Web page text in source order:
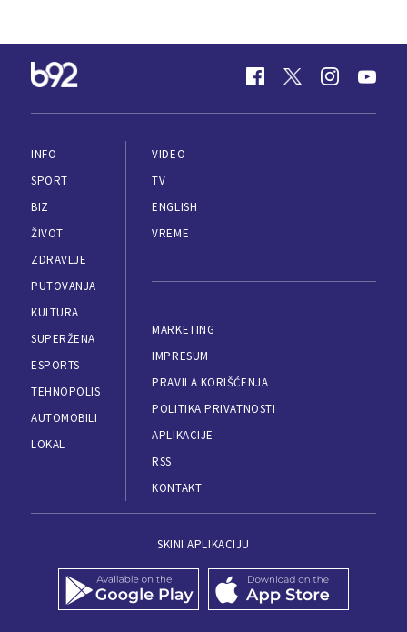
INFO
SPORT
BIZ
ŽIVOT
ZDRAVLJE
PUTOVANJA
KULTURA
SUPERŽENA
ESPORTS
TEHNOPOLIS
AUTOMOBILI
LOKAL
VIDEO
TV
ENGLISH
VREME
MARKETING
IMPRESUM
PRAVILA KORIŠĆENJA
POLITIKA PRIVATNOSTI
APLIKACIJE
RSS
KONTAKT
SKINI APLIKACIJU